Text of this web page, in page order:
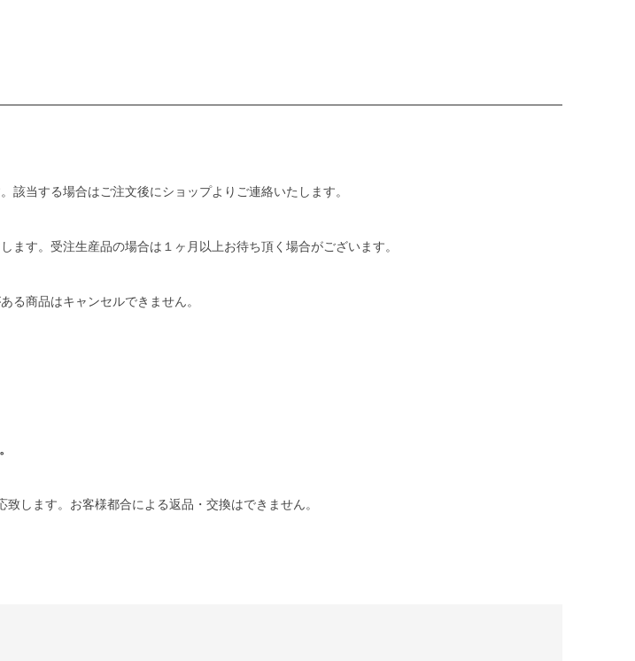
当する場合はご注文後にショップよりご連絡いたします。
す。受注生産品の場合は１ヶ月以上お待ち頂く場合がございます。
る商品はキャンセルできません。
します。お客様都合による返品・交換はできません。